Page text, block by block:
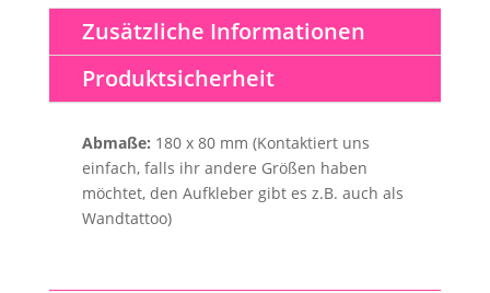
Zusätzliche Informationen
Produktsicherheit
Abmaße: 180 x 80 mm (Kontaktiert uns
einfach, falls ihr andere Größen haben
möchtet, den Aufkleber gibt es z.B. auch als
Wandtattoo)